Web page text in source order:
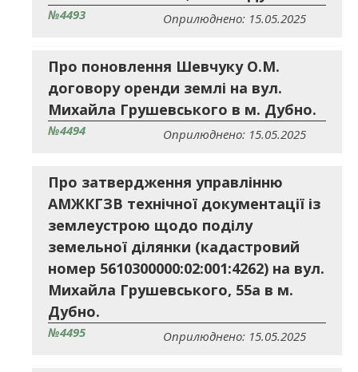
№4493 Оприлюднено: 15.05.2025
Про поновлення Шевчуку О.М.
договору оренди землі на вул.
Михайла Грушевського в м. Дубно.
№4494 Оприлюднено: 15.05.2025
Про затвердження управлінню
АМЖКГЗВ технічної документації із
землеустрою щодо поділу
земельної ділянки (кадастровий
номер 5610300000:02:001:4262) на вул.
Михайла Грушевського, 55а в м.
Дубно.
№4495 Оприлюднено: 15.05.2025